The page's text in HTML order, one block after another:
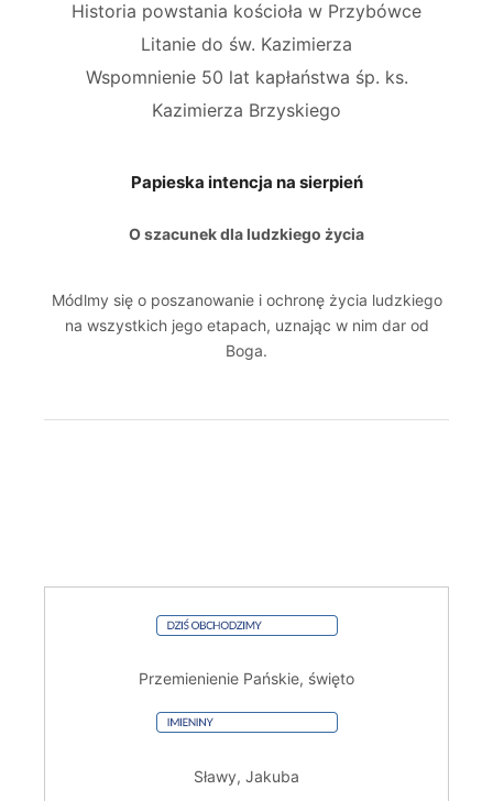
Historia powstania kościoła w Przybówce
Litanie do św. Kazimierza
Wspomnienie 50 lat kapłaństwa śp. ks.
Kazimierza Brzyskiego
Papieska intencja na sierpień
O szacunek dla ludzkiego życia
Módlmy się o poszanowanie i ochronę życia ludzkiego
na wszystkich jego etapach, uznając w nim dar od
Boga.
Przemienienie Pańskie, święto
Sławy, Jakuba